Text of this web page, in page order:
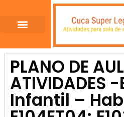
PLANO DE
ATIVIDADES
Infantil –